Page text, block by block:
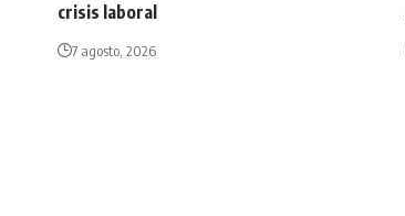
crisis laboral
7 agosto, 2026